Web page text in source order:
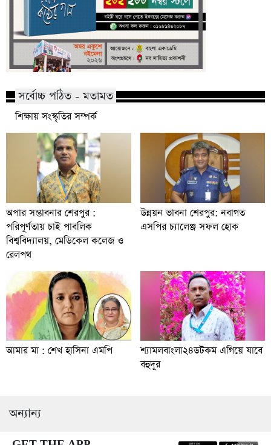
সর্বোচ্চ পঠিত - মতামত
শিক্ষায় সংস্কৃতির সম্পর্ক
অপার সম্ভাবনার শেরপুর :
পরিপূর্ণতায় চাই পাবলিক
বিশ্ববিদ্যালয়, মেডিকেল কলেজ ও
রেলপথ
উন্নয়ন ভাবনা শেরপুর: নবাগত
এসপির চ্যালেঞ্জ সফল হোক
আমার মা : শেখ হাসিনা এমপি
শ্যামলবাংলা২৪ডটকম এগিয়ে যাবে
বহুদূর
অন্যান্য